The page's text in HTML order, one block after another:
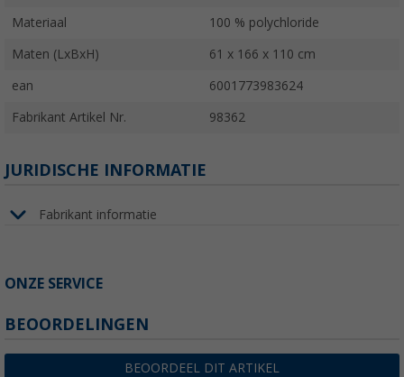
Materiaal 100 % polychloride
Maten (LxBxH) 61 x 166 x 110 cm
ean 6001773983624
Fabrikant Artikel Nr. 98362
JURIDISCHE INFORMATIE
Fabrikant informatie
ONZE SERVICE
BEOORDELINGEN
BEOORDEEL DIT ARTIKEL